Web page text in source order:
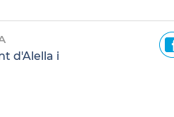
d'Alella i